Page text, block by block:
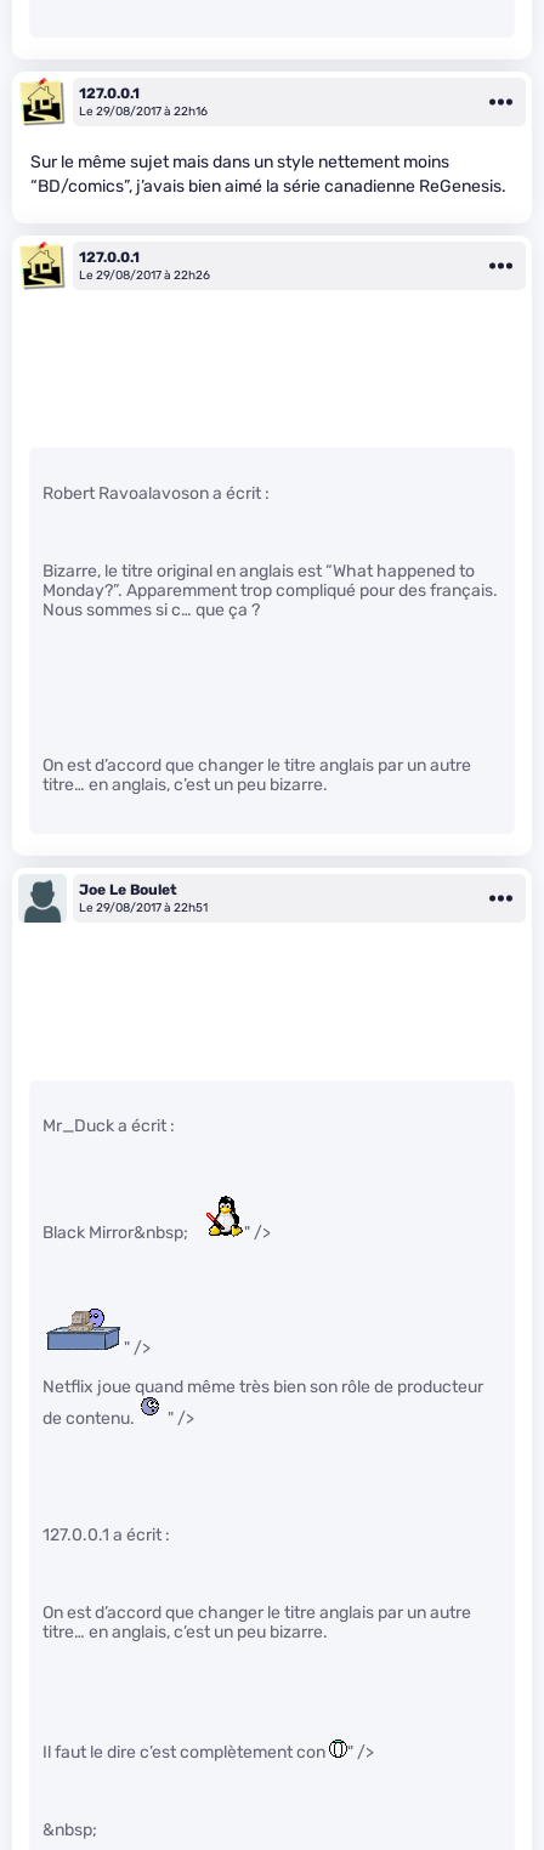
127.0.0.1
Le 29/08/2017 à 22h16
Sur le même sujet mais dans un style nettement moins
“BD/comics”, j’avais bien aimé la série canadienne ReGenesis.
127.0.0.1
Le 29/08/2017 à 22h26
Robert Ravoalavoson a écrit :
Bizarre, le titre original en anglais est “What happened to
Monday?”. Apparemment trop compliqué pour des français.
Nous sommes si c… que ça ?
On est d’accord que changer le titre anglais par un autre
titre… en anglais, c’est un peu bizarre.
Joe Le Boulet
Le 29/08/2017 à 22h51
Mr_Duck a écrit :
Black Mirror&nbsp; " />
" />
Netflix joue quand même très bien son rôle de producteur
de contenu.
" />
127.0.0.1 a écrit :
On est d’accord que changer le titre anglais par un autre
titre… en anglais, c’est un peu bizarre.
Il faut le dire c’est complètement con " />
&nbsp;